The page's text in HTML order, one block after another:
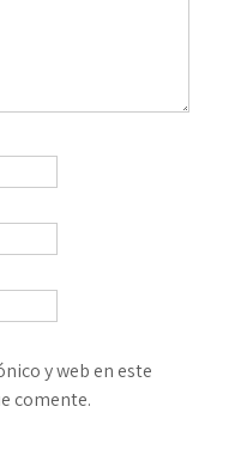
y web en este
comente.